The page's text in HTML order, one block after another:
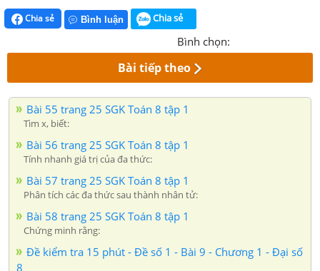
Chia sẻ Bình luận Chia sẻ
Bình chọn:
Bài tiếp theo
Bài 55 trang 25 SGK Toán 8 tập 1
Tìm x, biết:
Bài 56 trang 25 SGK Toán 8 tập 1
Tính nhanh giá trị của đa thức:
Bài 57 trang 25 SGK Toán 8 tập 1
Phân tích các đa thức sau thành nhân tử:
Bài 58 trang 25 SGK Toán 8 tập 1
Chứng minh rằng:
Đề kiểm tra 15 phút - Đề số 1 - Bài 9 - Chương 1 - Đại số
8